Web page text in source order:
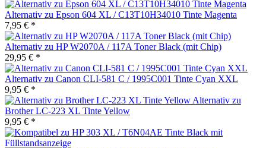
Alternativ zu Epson 604 XL / C13T10H34010 Tinte Magenta
7,95 € *
Alternativ zu HP W2070A / 117A Toner Black (mit Chip)
29,95 € *
Alternativ zu Canon CLI-581 C / 1995C001 Tinte Cyan XXL
9,95 € *
Alternativ zu
Brother LC-223 XL Tinte Yellow
9,95 € *